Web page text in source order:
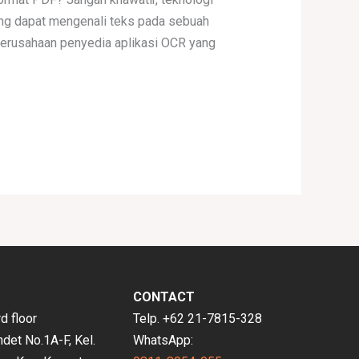
dapat mengenali teks pada sebuah
penyedia aplikasi OCR yang
floor
No.1A-F, Kel.
CONTACT
Telp. +62 21-7815-328
WhatsApp: